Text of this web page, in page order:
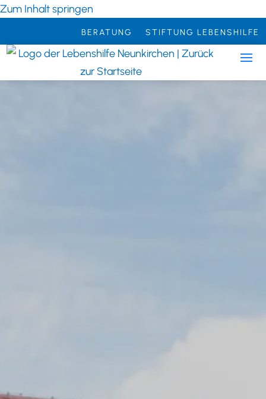
Zum Inhalt springen
BERATUNG STIFTUNG LEBENSHILFE